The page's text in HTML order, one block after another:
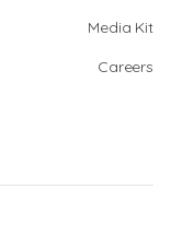
Media Kit
Careers